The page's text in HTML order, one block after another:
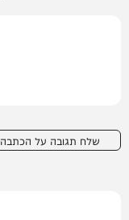
שלח תגובה על הכתבה